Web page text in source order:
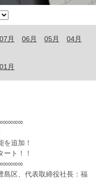
07月 06月 05月 04月
01月
追加！
ト！！
島区、代表取締役社長：福